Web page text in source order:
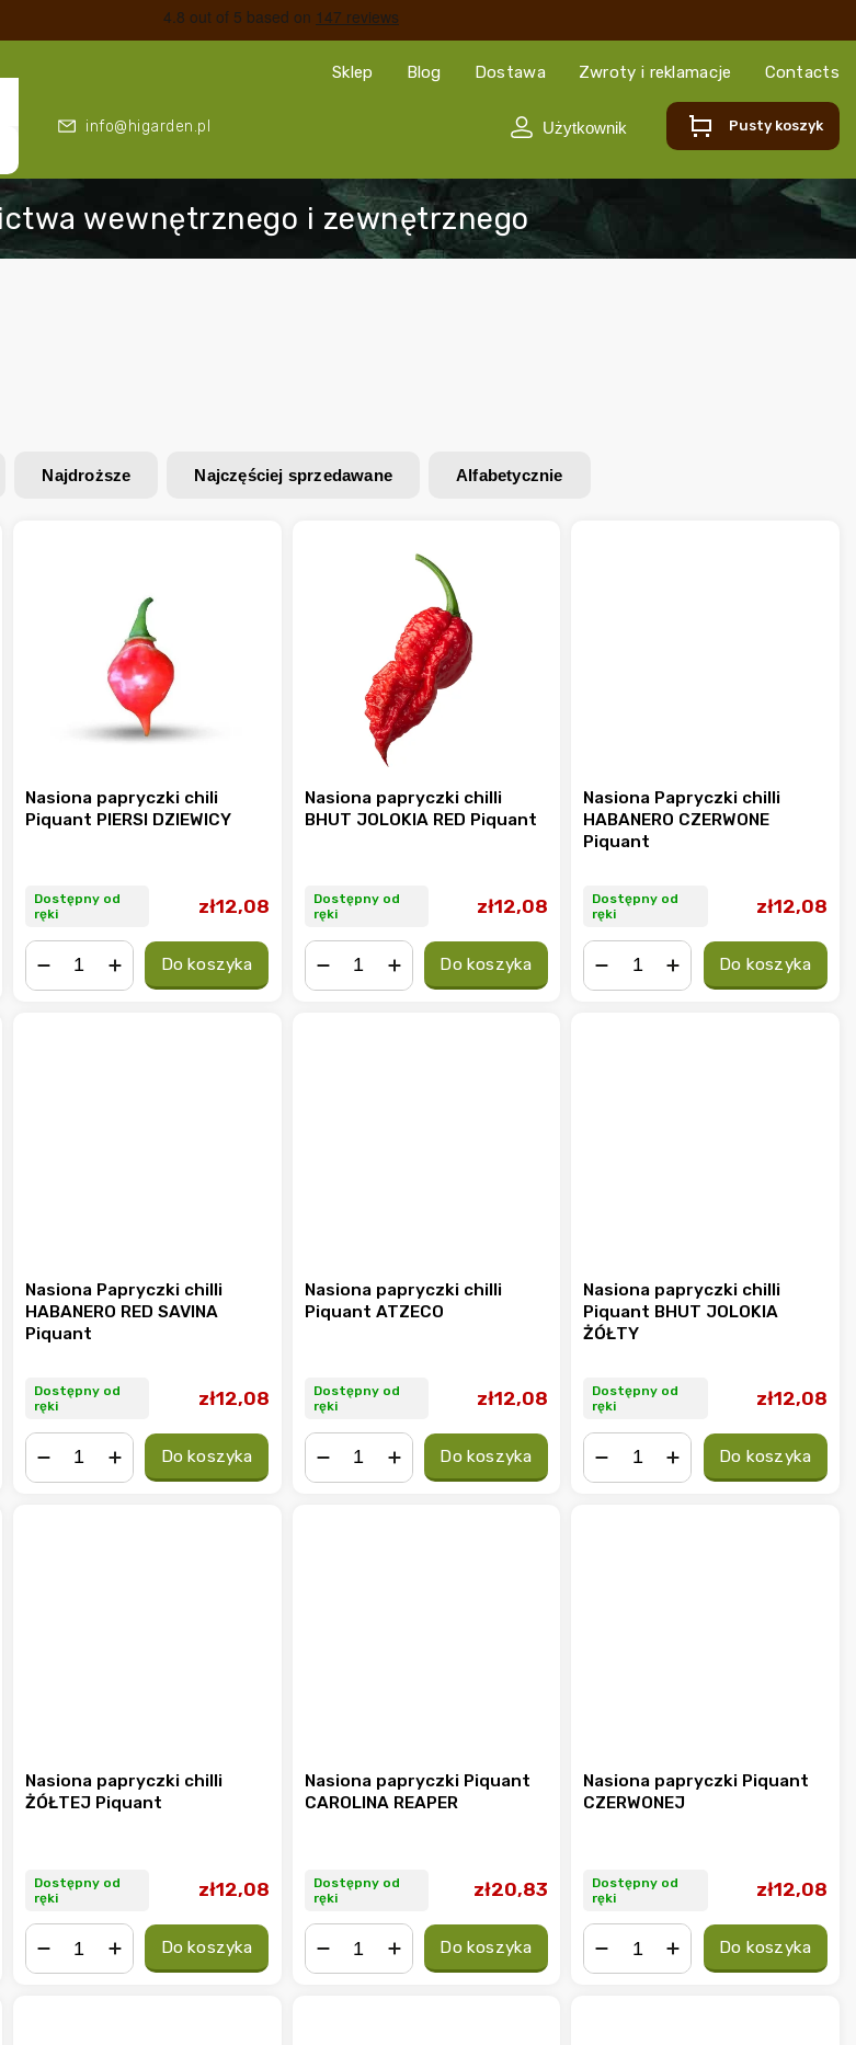
info@higarden.pl
Sklep Blog Dostawa Zwroty i reklamacje Contacts
Pusty koszyk
Najdroższe Najczęściej sprzedawane Alfabetycznie
Nasiona papryczki chili
Piquant PIERSI DZIEWICY
Dostępny od
ręki
zł12,08
Do koszyka
Nasiona papryczki chilli
BHUT JOLOKIA RED Piquant
Dostępny od
ręki
zł12,08
Do koszyka
Nasiona Papryczki chilli
HABANERO CZERWONE
Piquant
Dostępny od
ręki
zł12,08
Do koszyka
Nasiona Papryczki chilli
HABANERO RED SAVINA
Piquant
Dostępny od
ręki
zł12,08
Do koszyka
Nasiona papryczki chilli
Piquant ATZECO
Dostępny od
ręki
zł12,08
Do koszyka
Nasiona papryczki chilli
Piquant BHUT JOLOKIA
ŻÓŁTY
Dostępny od
ręki
zł12,08
Do koszyka
Nasiona papryczki chilli
ŻÓŁTEJ Piquant
Dostępny od
ręki
zł12,08
Do koszyka
Nasiona papryczki Piquant
CAROLINA REAPER
Dostępny od
ręki
zł20,83
Do koszyka
Nasiona papryczki Piquant
CZERWONEJ
Dostępny od
ręki
zł12,08
Do koszyka